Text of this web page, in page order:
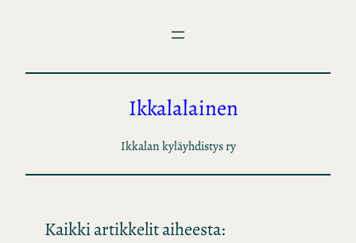
Ikkalalainen
Ikkalan kyläyhdistys ry
Kaikki artikkelit aiheesta: